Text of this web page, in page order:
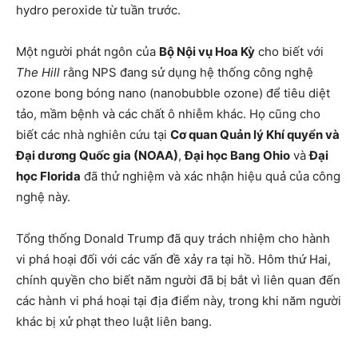
hydro peroxide từ tuần trước.
Một người phát ngôn của Bộ Nội vụ Hoa Kỳ cho biết với
The Hill rằng NPS đang sử dụng hệ thống công nghệ
ozone bong bóng nano (nanobubble ozone) để tiêu diệt
tảo, mầm bệnh và các chất ô nhiễm khác. Họ cũng cho
biết các nhà nghiên cứu tại Cơ quan Quản lý Khí quyển và
Đại dương Quốc gia (NOAA),Đại học Bang Ohio vàĐại
học Florida đã thử nghiệm và xác nhận hiệu quả của công
nghệ này.
Tổng thống Donald Trump đã quy trách nhiệm cho hành
vi phá hoại đối với các vấn đề xảy ra tại hồ. Hôm thứ Hai,
chính quyền cho biết năm người đã bị bắt vì liên quan đến
các hành vi phá hoại tại địa điểm này, trong khi năm người
khác bị xử phạt theo luật liên bang.